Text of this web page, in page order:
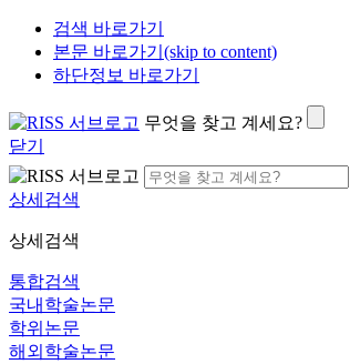
검색 바로가기
본문 바로가기(skip to content)
하단정보 바로가기
무엇을 찾고 계세요?
닫기
상세검색
상세검색
통합검색
국내학술논문
학위논문
해외학술논문